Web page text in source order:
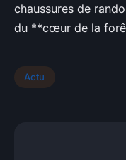
chaussures de
du **cœur de la
Actu